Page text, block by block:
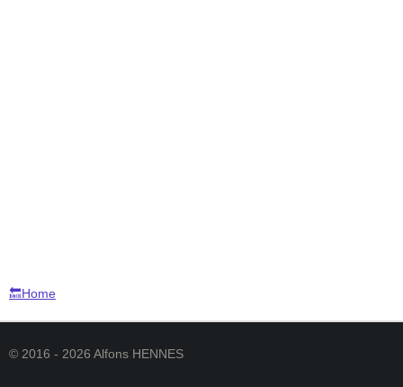
🔙Home
© 2016 - 2026 Alfons HENNES